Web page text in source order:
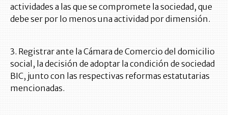
actividades a las que se compromete la sociedad, que
debe ser por lo menos una actividad por dimensión.
3. Registrar ante la Cámara de Comercio del domicilio
social, la decisión de adoptar la condición de sociedad
BIC, junto con las respectivas reformas estatutarias
mencionadas.